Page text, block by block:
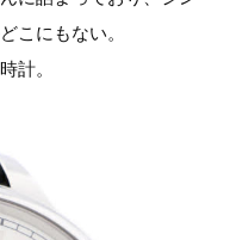
こにもない。
計。